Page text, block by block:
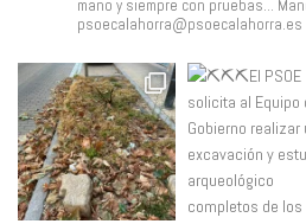
mano y siempre con pruebas...
psoecalahorra@psoecalahorra.es